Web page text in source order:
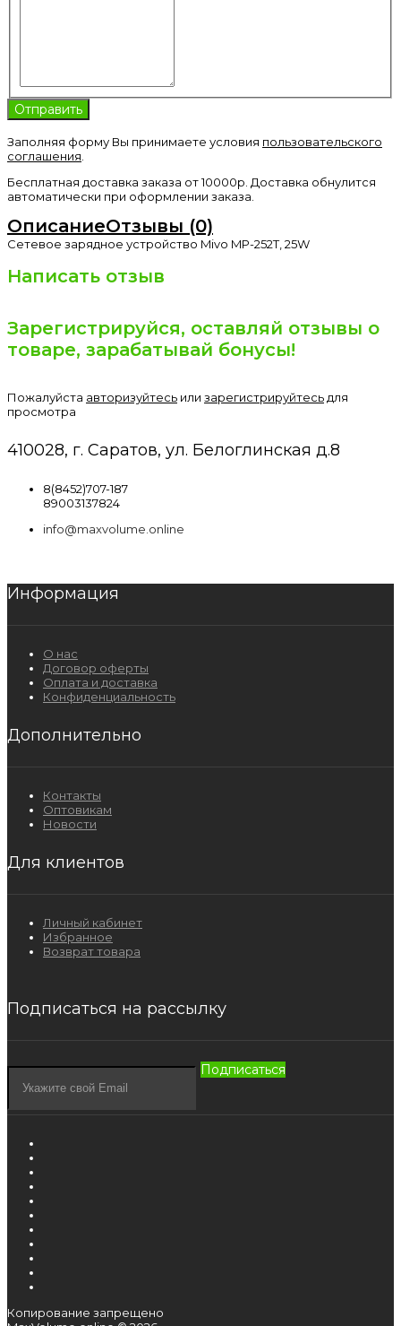
Заполняя форму Вы принимаете условия пользовательского
соглашения
Бесплатная доставка заказа от 10000р. Доставка обнулится
автоматически при оформлении заказа.
ОписаниеОтзывы (0)
Сетевое зарядное устройство Mivo MP-252T, 25W
Написать отзыв
Зарегистрируйся, оставляй отзывы о
товаре, зарабатывай бонусы!
Пожалуйста авторизуйтесь или зарегистрируйтесь для
просмотра
410028, г. Саратов, ул. Белоглинская д.8
8(8452)707-187
89003137824
info@maxvolume.online
Информация
О нас
Договор оферты
Оплата и доставка
Конфиденциальность
Дополнительно
Контакты
Оптовикам
Новости
Для клиентов
Личный кабинет
Избранное
Возврат товара
Подписаться на рассылку
Подписаться
Копирование запрещено